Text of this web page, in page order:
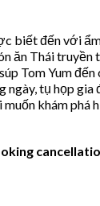
biết đến với
Thái truyền
Yum đến
tụ họp
khám